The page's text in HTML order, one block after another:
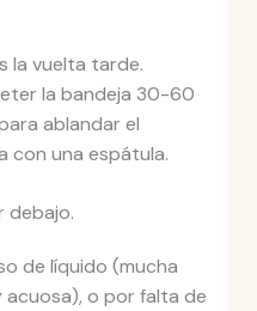
la vuelta tarde.
la bandeja 30-60
ablandar el
con una espátula.
debajo.
de líquido (mucha
acuosa), o por falta de